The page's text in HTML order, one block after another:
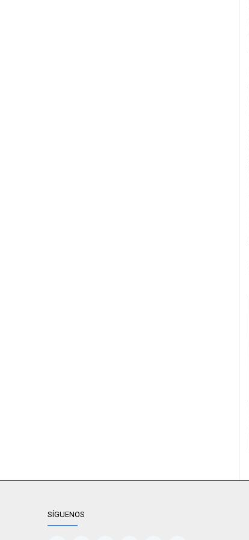
SÍGUENOS